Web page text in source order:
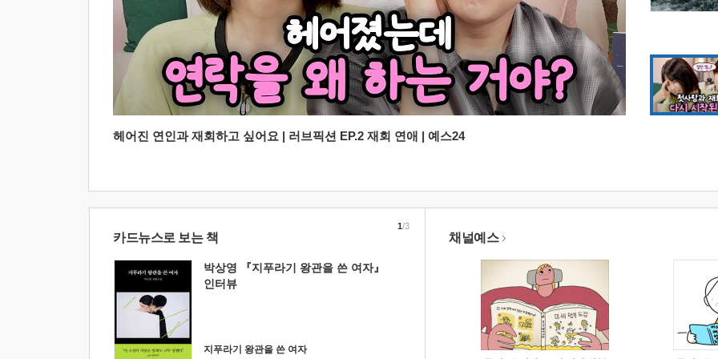
헤어진 연인과 재회하고 싶어요 | 러브픽션 EP.2 재회 연애 | 예스24
카드뉴스로 보는 책
박상영 『지푸라기 왕관을 쓴 여자』
인터뷰
지푸라기 왕관을 쓴 여자
1/3
채널예스